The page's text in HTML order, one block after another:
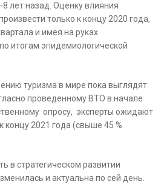
лет назад. Оценку влияния
только к концу 2020 года,
и имея на руках
итогам эпидемиологической
туризма в мире пока выглядят
проведенному ВТО в начале
опросу, эксперты ожидают
концу 2021 года (свыше 45 %
в стратегическом развитии
и актуальна по сей день.